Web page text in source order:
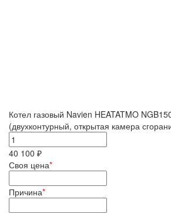
Котел газовый Navien HEATATMO
(двухконтурный, открытая камера
40 100 ₽
Своя цена*
Причина*